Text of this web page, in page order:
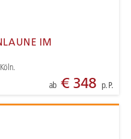
IM
ab€ 348 p. P.